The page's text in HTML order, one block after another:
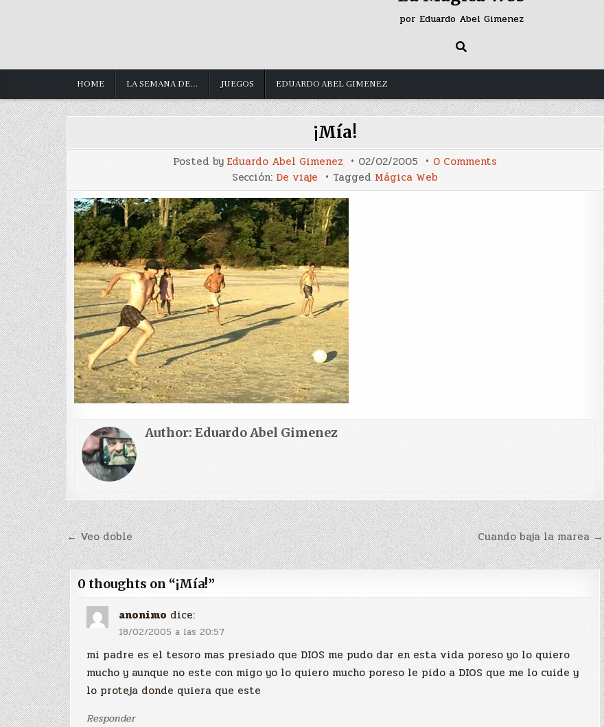
por Eduardo Abel Gimenez
HOME LA SEMANA DE… JUEGOS EDUARDO ABEL GIMENEZ
¡Mía!
Posted by Eduardo Abel Gimenez 02/02/2005 0 Comments
Sección: De viaje Tagged Mágica Web
Author: Eduardo Abel Gimenez
Navegación
de
entradas
Cuando baja la marea →
← Veo doble
0 thoughts on “¡Mía!”
anonimo dice:
18/02/2005 a las 20:57
mi padre es el tesoro mas presiado que DIOS me pudo dar en esta vida poreso yo lo quiero
mucho y aunque no este con migo yo lo quiero mucho poreso le pido a DIOS que me lo cuide y
lo proteja donde quiera que este
Responder